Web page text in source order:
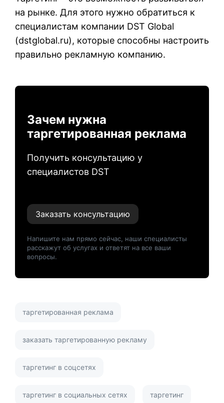
на рынке. Для этого нужно обратиться к
специалистам компании DST Global
(dstglobal.ru), которые способны настроить
правильно рекламную компанию.
Зачем нужна
таргетированная реклама
Получить консультацию у
специалистов DST
Заказать консультацию
Напишите нам прямо сейчас, наши специалисты
расскажут об услугах и ответят на все ваши
вопросы.
таргетированная реклама
заказать таргетированную рекламу
таргетинг в соцсетях
таргетинг в социальных сетях таргетинг